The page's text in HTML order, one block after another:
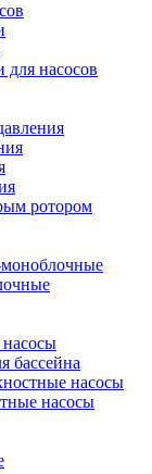
для насосов
ротором
бассейна
насосы
насосы